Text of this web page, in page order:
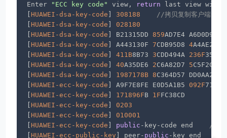
Enter
"ECC key code" view, return last view with
HUAWEI-dsa-key-code 308188
//拷贝复制客户端的公
HUAWEI-dsa-key-code
028180
HUAWEI-dsa-key-code ] B21315DD 859AD7E4 A6D0D9B8
HUAWEI-dsa-key-code ] A443130F 7CDB95D8 4A4AE2F3
HUAWEI-dsa-key-code 411B8B73 3CDD494A 236F35AB
HUAWEI-dsa-key-code 40A35DE6 2C6A82D7 5C5F2C36
HUAWEI-dsa-key-code 1987178B 8C364D57
HUAWEI-ecc-key-code ] A9F7E8FE E0D5A1B5 092F7112
HUAWEI-ecc-key-code 171896FB 1FFC38CD
HUAWEI-ecc-key-code
0203
HUAWEI-ecc-key-code
010001
HUAWEI-ecc-key-code public -key-code end
//退
HUAWEI-ecc-public-key ] peer- public -key end